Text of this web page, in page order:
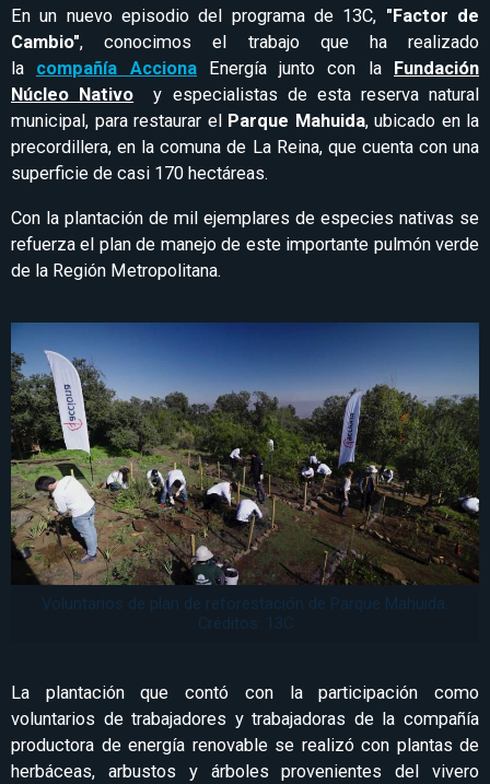
En un nuevo episodio del programa de 13C, "Factor de
Cambio", conocimos el trabajo que ha realizado
la
compañía AccionaEnergía junto con la
Fundación
Núcleo Nativo
y especialistas de esta reserva natural
municipal, para restaurar el
Parque Mahuida, ubicado en la
precordillera, en la comuna de La Reina, que cuenta con una
superficie de casi 170 hectáreas.
Con la plantación de mil ejemplares de especies nativas se
refuerza el plan de manejo de este importante pulmón verde
de la Región Metropolitana.
Voluntarios de plan de reforestación de Parque Mahuida.
Créditos: 13C
La plantación que contó con la participación como
voluntarios de trabajadores y trabajadoras de la compañía
productora de energía renovable se realizó con plantas de
herbáceas, arbustos y árboles provenientes del vivero